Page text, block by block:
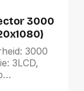
3000
3000
3LCD,